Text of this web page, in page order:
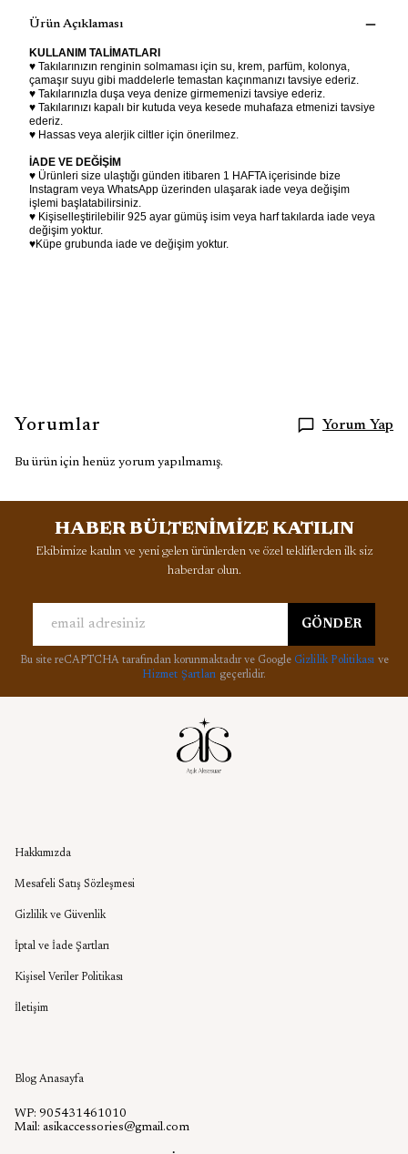
Ürün Açıklaması
KULLANIM TALİMATLARI
♥ Takılarınızın renginin solmaması için su, krem, parfüm, kolonya,
çamaşır suyu gibi maddelerle temastan kaçınmanızı tavsiye ederiz.
♥ Takılarınızla duşa veya denize girmemenizi tavsiye ederiz.
♥ Takılarınızı kapalı bir kutuda veya kesede muhafaza etmenizi tavsiye
ederiz.
♥ Hassas veya alerjik ciltler için önerilmez.
İADE VE DEĞİŞİM
♥ Ürünleri size ulaştığı günden itibaren 1 HAFTA içerisinde bize
Instagram veya WhatsApp üzerinden ulaşarak iade veya değişim
işlemi başlatabilirsiniz.
♥ Kişiselleştirilebilir 925 ayar gümüş isim veya harf takılarda iade veya
değişim yoktur.
♥Küpe grubunda iade ve değişim yoktur.
Yorumlar Yorum Yap
Bu ürün için henüz yorum yapılmamış.
HABER BÜLTENİMİZE KATILIN
Ekibimize katılın ve yeni gelen ürünlerden ve özel tekliflerden ilk siz
haberdar olun.
GÖNDER
Bu site reCAPTCHA tarafından korunmaktadır ve Google Gizlilik Politikası ve
Hizmet Şartları geçerlidir.
Hakkımızda
Mesafeli Satış Sözleşmesi
Gizlilik ve Güvenlik
İptal ve İade Şartları
Kişisel Veriler Politikası
İletişim
Blog Anasayfa
WP: 905431461010
Mail: asikaccessories@gmail.com